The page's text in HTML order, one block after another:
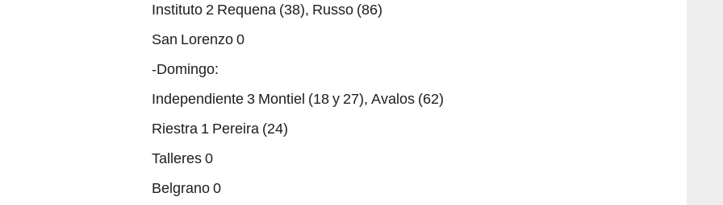
Instituto 2 Requena (38), Russo (86)
San Lorenzo 0
-Domingo:
Independiente 3 Montiel (18 y 27), Avalos (62)
Riestra 1 Pereira (24)
Talleres 0
Belgrano 0